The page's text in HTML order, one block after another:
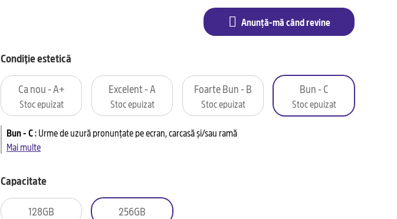
Anunță-mă când revine
Condiție estetică
Ca nou - A+
Stoc epuizat
Excelent - A
Stoc epuizat
Foarte Bun - B
Stoc epuizat
Bun - C
Stoc epuizat
Bun - C:Urme de uzură pronunțate pe ecran, carcasă și/sau ramă
Mai multe
Capacitate
128GB 256GB